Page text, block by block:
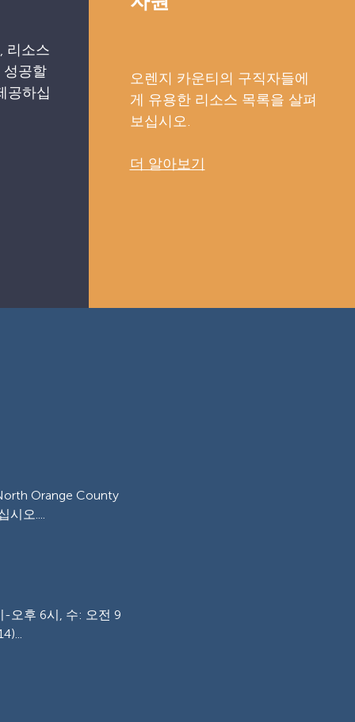
리소스
공할
공하십
오렌지 카운티의 구직자들에
게 유용한 리소스 목록을 살펴
보십시오.
더 알아보기
Orange County
시오....
-오후 6시, 수: 오전 9